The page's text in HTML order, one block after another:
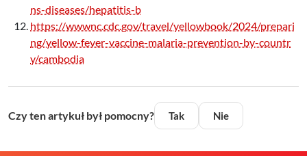
ns-diseases/hepatitis-b
https://wwwnc.cdc.gov/travel/yellowbook/2024/prepari
ng/yellow-fever-vaccine-malaria-prevention-by-countr
y/cambodia
Czy ten artykuł był pomocny? Tak Nie